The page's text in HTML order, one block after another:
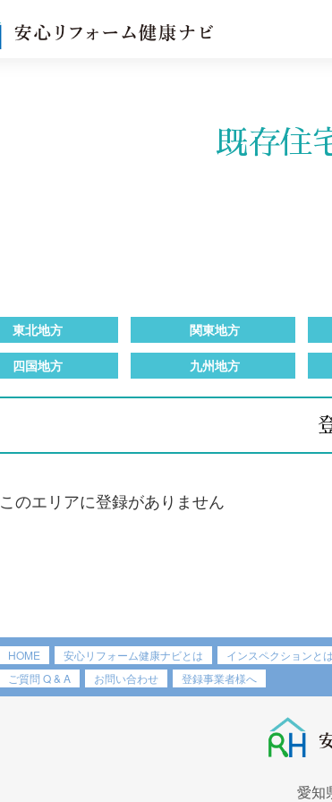
既存住
東北地方 関東地方
四国地方
九州地方
このエリアに登録がありません
HOME 安心リフォーム健康ナビとは インスペクションとは
ご質問 Q & A
お問い合わせ 登録事業者様へ
愛知